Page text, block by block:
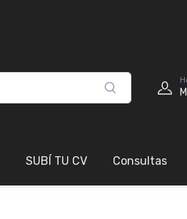
SUBÍ TU CV Consultas